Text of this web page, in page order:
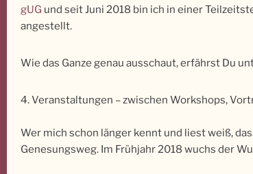
gUG und seit Juni 2018 bin ich in einer
angestellt.
Wie das Ganze genau ausschaut, erfährst Du
4. Veranstaltungen – zwischen Workshops,
Wer mich schon länger kennt und liest weiß,
Genesungsweg. Im Frühjahr 2018 wuchs der